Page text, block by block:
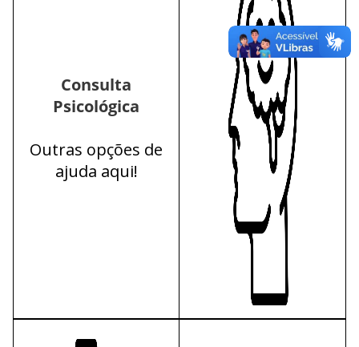
Consulta
Psicológica
Outras opções de
ajuda aqui!